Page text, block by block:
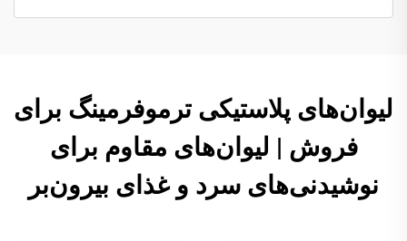
لیوان‌های پلاستیکی ترموفرمینگ برای
فروش | لیوان‌های مقاوم برای
نوشیدنی‌های سرد و غذای بیرون‌بر